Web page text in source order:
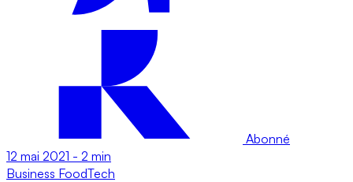
Abonné
12 mai 2021 - 2 min
Business FoodTech